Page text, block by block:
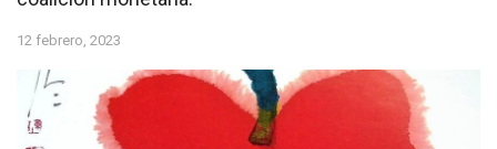
12 febrero, 2023